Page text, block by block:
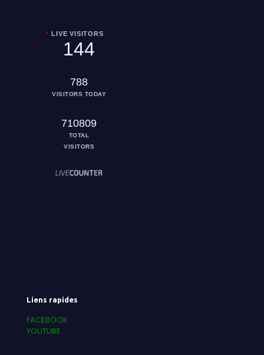
LIVE VISITORS
144
788
VISITORS TODAY
710809
TOTAL
VISITORS
Liens rapides
FACEBOOK
YOUTUBE